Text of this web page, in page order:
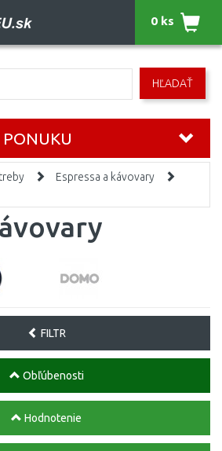
HĽADAŤ
0 ks
Espressa a kávovary
FILTR
Obľúbenosti
Hodnotenie